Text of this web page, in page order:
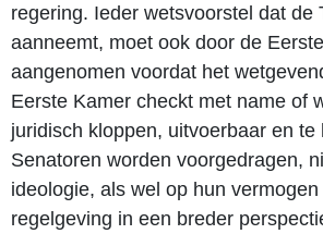
regering. Ieder wetsvoorstel dat de
aanneemt, moet ook door de
aangenomen voordat het
Eerste Kamer checkt met name of
juridisch kloppen, uitvoerbaar en te
Senatoren worden voorgedragen,
ideologie, als wel op hun
regelgeving in een breder